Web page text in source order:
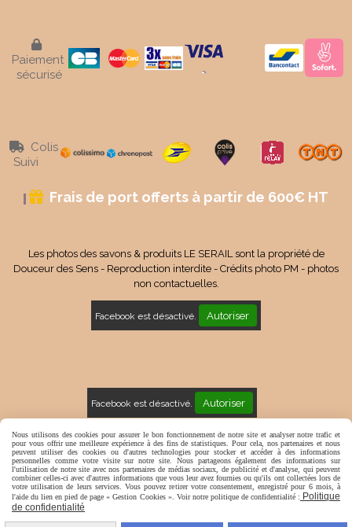

Paiement
sécurisé

Colis
Suivi
 Frais de port offerts à partir de 600€ HT
Les photos des savons & produits LE SERAIL sont la propriété de
Douceur des Sens - Reproduction interdite - Crédits photo PM - photos
non contactuelles.
Facebook est désactivé. Autoriser
Facebook est désactivé. Autoriser
Mentions Légales Conditions générales de vente
Politique de confidentialité Gestion cookies Mon Compte
Nous utilisons des cookies pour assurer le bon fonctionnement de notre site et analyser notre trafic et
pour vous offrir une meilleure expérience à des fins de statistiques. Pour cela, nos partenaires et nous
peuvent utiliser des cookies ou d'autres technologies pour stocker et accéder à des informations
personnelles comme votre visite sur notre site. Nous partageons également des informations sur
l'utilisation de notre site avec nos partenaires de médias sociaux, de publicité et d'analyse, qui peuvent
combiner celles-ci avec d'autres informations que vous leur avez fournies ou qu'ils ont collectées lors de
votre utilisation de leurs services. Vous pouvez retirer votre consentement, enregistré pour 6 mois, à
l'aide du lien en pied de page « Gestion Cookies ». Voir notre politique de confidentialité : Politique
de confidentialité